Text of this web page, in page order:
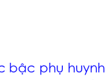
bậc phụ